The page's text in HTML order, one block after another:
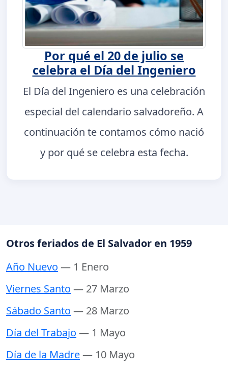
Por qué el 20 de julio se
celebra el Día del Ingeniero
El Día del Ingeniero es una celebración
especial del calendario salvadoreño. A
continuación te contamos cómo nació
y por qué se celebra esta fecha.
Otros feriados de El Salvador en 1959
Año Nuevo — 1 Enero
Viernes Santo — 27 Marzo
Sábado Santo — 28 Marzo
Día del Trabajo — 1 Mayo
Día de la Madre— 10 Mayo